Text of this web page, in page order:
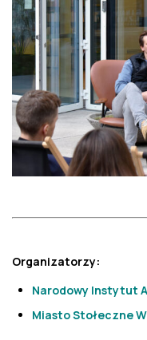
Organizatorzy:
Narodowy Instytut
Miasto Stołeczne